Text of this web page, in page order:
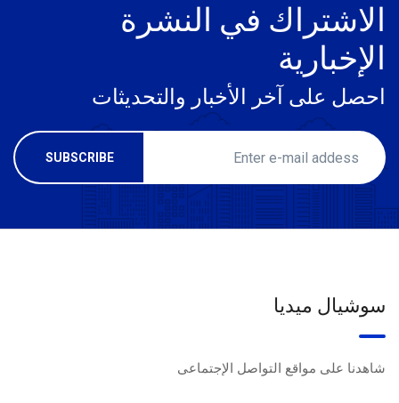
الاشتراك في النشرة
الإخبارية
احصل على آخر الأخبار والتحديثات
سوشيال ميديا
شاهدنا على مواقع التواصل الإجتماعى